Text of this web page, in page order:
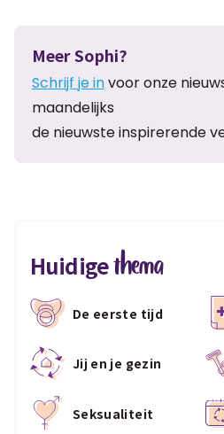
Meer Sophi?
Schrijf je invoor onze
maandelijks
de nieuwste inspirerende
Huidigethema
De eerste tijd
Jij en je gezin
Seksualiteit